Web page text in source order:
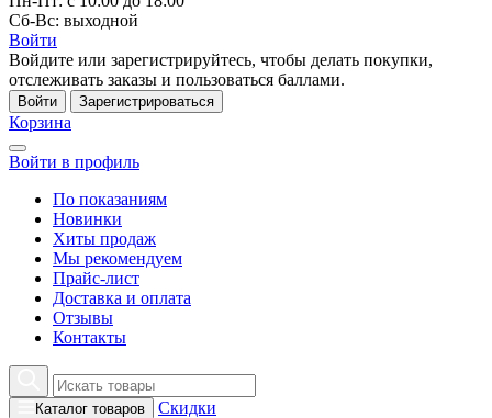
Сб-Вс: выходной
Войти
Войдите или зарегистрируйтесь, чтобы делать покупки,
отслеживать заказы и пользоваться баллами.
Войти Зарегистрироваться
Корзина
Войти в профиль
По показаниям
Новинки
Хиты продаж
Мы рекомендуем
Прайс-лист
Доставка и оплата
Отзывы
Контакты
Каталог товаров
Скидки